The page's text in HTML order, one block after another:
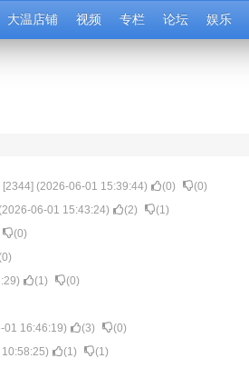
大温店铺 视频 专栏 论坛 娱乐
[2344] (2026-06-01 15:39:44) (0) (0)
2026-06-01 15:43:24) (2) (1)
(0)
0)
) (1) (0)
01 16:46:19) (3) (0)
) (1) (1)